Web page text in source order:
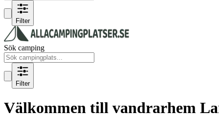
Filter
Sök camping
Filter
Välkommen till vandrarhem